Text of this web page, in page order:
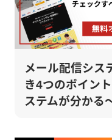
メール配信シス
き4つのポイン
ステムが分かる